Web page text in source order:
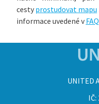
cesty prostudovat mapu
informace uvedené v FAQ
UNITED